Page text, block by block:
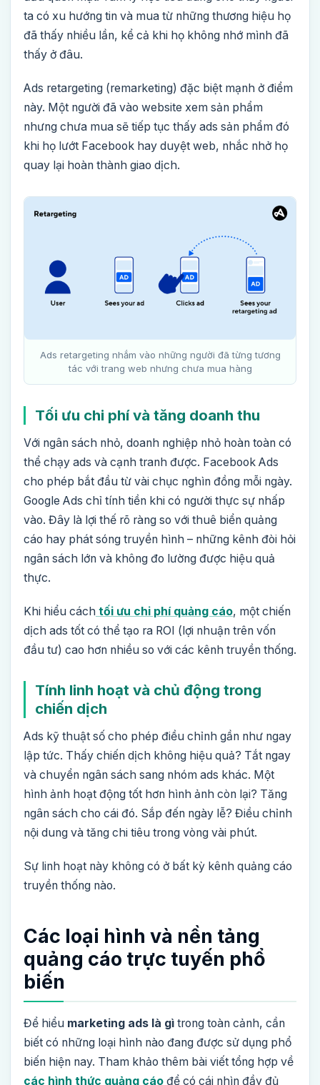
ta có xu hướng tin và mua từ những thương hiệu họ
đã thấy nhiều lần, kể cả khi họ không nhớ mình đã
thấy ở đâu.
Ads retargeting (remarketing) đặc biệt mạnh ở điểm
này. Một người đã vào website xem sản phẩm
nhưng chưa mua sẽ tiếp tục thấy ads sản phẩm đó
khi họ lướt Facebook hay duyệt web, nhắc nhở họ
quay lại hoàn thành giao dịch.
Ads retargeting nhắm vào những người đã từng tương
tác với trang web nhưng chưa mua hàng
Tối ưu chi phí và tăng doanh thu
Với ngân sách nhỏ, doanh nghiệp nhỏ hoàn toàn có
thể chạy ads và cạnh tranh được. Facebook Ads
cho phép bắt đầu từ vài chục nghìn đồng mỗi ngày.
Google Ads chỉ tính tiền khi có người thực sự nhấp
vào. Đây là lợi thế rõ ràng so với thuê biển quảng
cáo hay phát sóng truyền hình – những kênh đòi hỏi
ngân sách lớn và không đo lường được hiệu quả
thực.
Khi hiểu cách tối ưu chi phí quảng cáo, một chiến
dịch ads tốt có thể tạo ra ROI (lợi nhuận trên vốn
đầu tư) cao hơn nhiều so với các kênh truyền thống.
Tính linh hoạt và chủ động trong
chiến dịch
Ads kỹ thuật số cho phép điều chỉnh gần như ngay
lập tức. Thấy chiến dịch không hiệu quả? Tắt ngay
và chuyển ngân sách sang nhóm ads khác. Một
hình ảnh hoạt động tốt hơn hình ảnh còn lại? Tăng
ngân sách cho cái đó. Sắp đến ngày lễ? Điều chỉnh
nội dung và tăng chi tiêu trong vòng vài phút.
Sự linh hoạt này không có ở bất kỳ kênh quảng cáo
truyền thống nào.
Các loại hình và nền tảng
quảng cáo trực tuyến phổ
biến
Để hiểu marketing ads là gì trong toàn cảnh, cần
biết có những loại hình nào đang được sử dụng phổ
biến hiện nay. Tham khảo thêm bài viết tổng hợp về
các hình thức quảng cáo để có cái nhìn đầy đủ